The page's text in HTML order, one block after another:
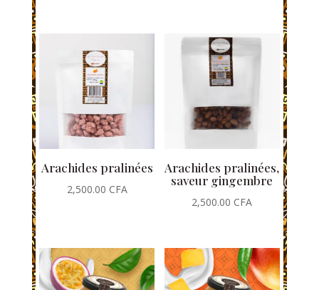
Arachides pralinées
2,500.00 CFA
Arachides pralinées,
saveur gingembre
2,500.00 CFA